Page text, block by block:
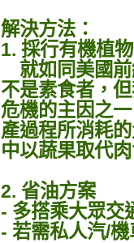
解決方法：
1. 採行有機植
就如同美國前
不是素食者，
危機的主因之
產過程所消耗
中以蔬果取代
2. 省油方案
- 多搭乘大眾交
- 若需私人汽/